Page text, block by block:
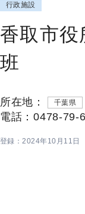
行政施設
香取市役
班
所在地： 千葉県
電話：0478-79-
登録：2024年10月11日